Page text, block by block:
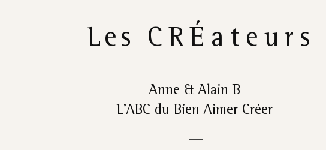
Les CRÉateurs
Anne & Alain B
L’ABC du Bien Aimer Créer